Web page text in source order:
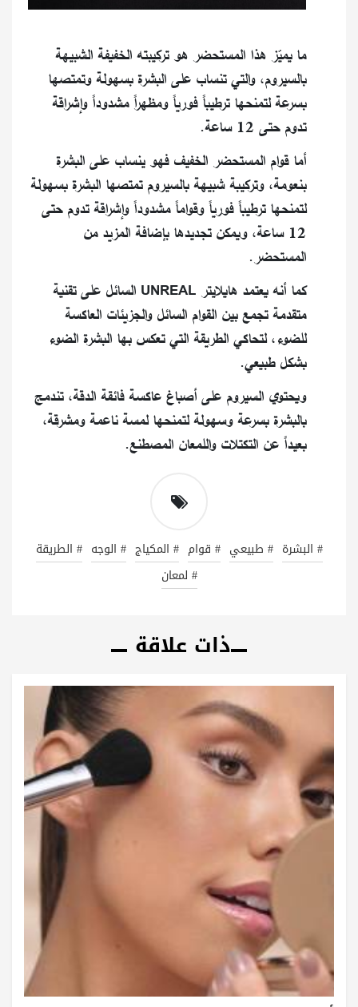
ما يميّز هذا المستحضر هو تركيبته الخفيفة الشبيهة
بالسيروم، والتي تنساب على البشرة بسهولة وتمتصها
بسرعة لتمنحها ترطيباً فورياً ومظهراً مشدوداً وإشراقة
تدوم حتى 12 ساعة.
أما قوام المستحضر الخفيف فهو ينساب على البشرة
بنعومة، وتركيبة شبيهة بالسيروم تمتصها البشرة بسهولة
لتمنحها ترطيباً فورياً وقواماً مشدوداً وإشراقة تدوم حتى
12 ساعة، ويمكن تجديدها بإضافة المزيد من
المستحضر.
كما أنه يعتمد هايلايتر UNREAL السائل على تقنية
متقدمة تجمع بين القوام السائل والجزيئات العاكسة
للضوء، لتحاكي الطريقة التي تعكس بها البشرة الضوء
بشكل طبيعي.
ويحتوي السيروم على أصباغ عاكسة فائقة الدقة، تندمج
بالبشرة بسرعة وسهولة لتمنحها لمسة ناعمة ومشرقة،
بعيداً عن التكتلات واللمعان المصطنع.
# البشرة # طبيعي # قوام # المكياج # الوجه # الطريقة
# لمعان
ذات علاقة